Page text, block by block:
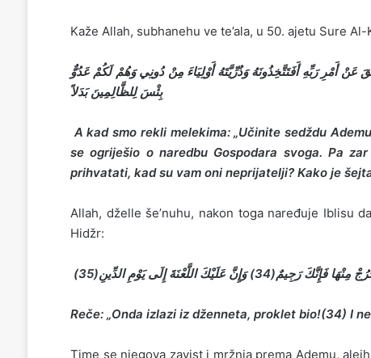
Kaže Allah, subhanehu ve te’ala, u 50. ajetu Sure Al-
عَنْ أَمْرِ رَبِّهِ أَفَتَتَّخِذُونَهُ وَذُرِّيَّتَهُ أَوْلِيَاءَ مِنْ دُونِي وَهُمْ لَكُمْ عَدُوٌّ
بِئْسَ لِلظَّالِمِينَ بَدَلاً
A kad smo rekli melekima: „Učinite sedždu
se ogriješio o naredbu Gospodara svoga. Pa
prihvatati, kad su vam oni neprijatelji? Kako je
Allah, dželle še’nuhu, nakon toga naređuje Iblisu
Hidžr:
رَجِيمٌ(34) وَإِنَّ عَلَيْكَ اللَّعْنَةَ إِلَى يَوْمِ الدِّينِ(35)
Reče: „Onda izlazi iz dženneta, proklet bio!(34) I
Time se njegova zavist i mržnja prema Ademu,